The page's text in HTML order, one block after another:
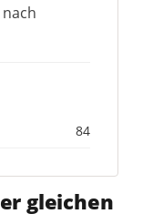
84
gleichen